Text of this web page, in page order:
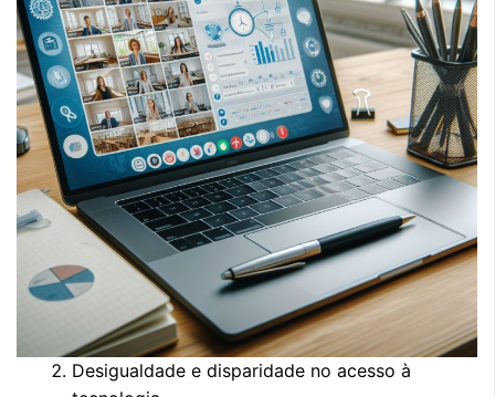
Desigualdade e disparidade no acesso à